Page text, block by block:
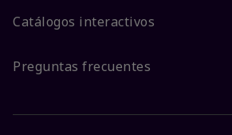
Catálogos interactivos
Preguntas frecuentes